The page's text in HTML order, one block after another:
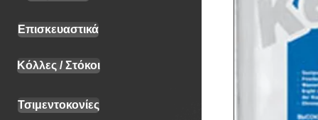
Επισκευαστικά
Τσιμεντοκονίες
Κόλλες / Στόκοι